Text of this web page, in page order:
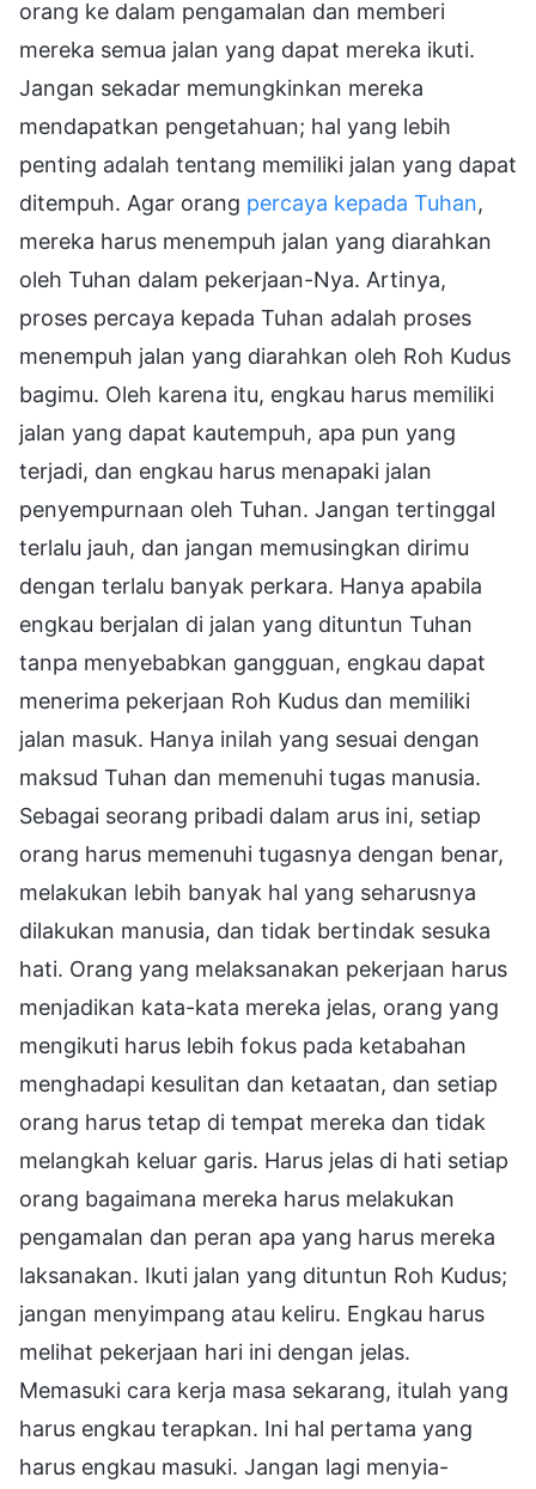
orang ke dalam pengamalan dan memberi
mereka semua jalan yang dapat mereka ikuti.
Jangan sekadar memungkinkan mereka
mendapatkan pengetahuan; hal yang lebih
penting adalah tentang memiliki jalan yang dapat
ditempuh. Agar orang percaya kepada Tuhan,
mereka harus menempuh jalan yang diarahkan
oleh Tuhan dalam pekerjaan-Nya. Artinya,
proses percaya kepada Tuhan adalah proses
menempuh jalan yang diarahkan oleh Roh Kudus
bagimu. Oleh karena itu, engkau harus memiliki
jalan yang dapat kautempuh, apa pun yang
terjadi, dan engkau harus menapaki jalan
penyempurnaan oleh Tuhan. Jangan tertinggal
terlalu jauh, dan jangan memusingkan dirimu
dengan terlalu banyak perkara. Hanya apabila
engkau berjalan di jalan yang dituntun Tuhan
tanpa menyebabkan gangguan, engkau dapat
menerima pekerjaan Roh Kudus dan memiliki
jalan masuk. Hanya inilah yang sesuai dengan
maksud Tuhan dan memenuhi tugas manusia.
Sebagai seorang pribadi dalam arus ini, setiap
orang harus memenuhi tugasnya dengan benar,
melakukan lebih banyak hal yang seharusnya
dilakukan manusia, dan tidak bertindak sesuka
hati. Orang yang melaksanakan pekerjaan harus
menjadikan kata-kata mereka jelas, orang yang
mengikuti harus lebih fokus pada ketabahan
menghadapi kesulitan dan ketaatan, dan setiap
orang harus tetap di tempat mereka dan tidak
melangkah keluar garis. Harus jelas di hati setiap
orang bagaimana mereka harus melakukan
pengamalan dan peran apa yang harus mereka
laksanakan. Ikuti jalan yang dituntun Roh Kudus;
jangan menyimpang atau keliru. Engkau harus
melihat pekerjaan hari ini dengan jelas.
Memasuki cara kerja masa sekarang, itulah yang
harus engkau terapkan. Ini hal pertama yang
harus engkau masuki. Jangan lagi menyia-